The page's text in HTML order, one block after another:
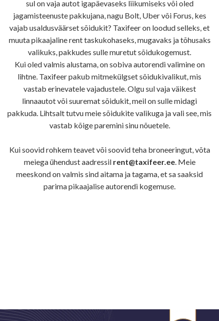
Pikaajaline autorent on paindlik, võimaldades
rendiautot vahetada vastavalt muutuvatele
vajadustele.
Hea rendiauto firma pakutavad sõidukit on turvalised,
usaldusväärsed ja regulaarselt hooldatud, mis
vähendab muret rikete ja probleemide pärast.
sul on vaja autot igapäevaseks liikumiseks või oled
jagamisteenuste pakkujana, nagu Bolt, Uber või Forus, kes
vajab usaldusväärset sõidukit? Taxifeer on loodud selleks, et
muuta pikaajaline rent taskukohaseks, mugavaks ja tõhusaks
valikuks, pakkudes sulle muretut sõidukogemust.
Kui oled valmis alustama, on sobiva autorendi valimine on
lihtne. Taxifeer pakub mitmekülgset sõidukivalikut, mis
vastab erinevatele vajadustele. Olgu sul vaja väikest
linnaautot või suuremat sõidukit, meil on sulle midagi
pakkuda. Lihtsalt tutvu meie sõidukite valikuga ja vali see, mis
vastab kõige paremini sinu nõuetele.
Kui soovid rohkem teavet või soovid teha broneeringut, võta
meiega ühendust aadressil rent@taxifeer.ee. Meie
meeskond on valmis sind aitama ja tagama, et sa saaksid
parima pikaajalise autorendi kogemuse.